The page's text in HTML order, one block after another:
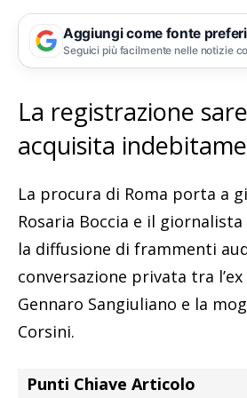
Aggiungi come fonte
Seguici più facilmente nelle notizie
La registrazione
acquisita
La procura di Roma porta a
Rosaria Boccia e il
la diffusione di frammenti
conversazione privata tra
Gennaro Sangiuliano e la
Corsini.
Punti Chiave Articolo